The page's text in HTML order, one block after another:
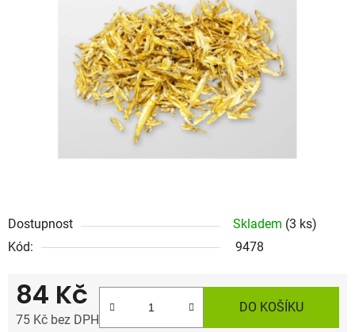
Dostupnost Skladem (3 ks)
Kód:
9478
84 Kč
75 Kč bez DPH
DO KOŠÍKU